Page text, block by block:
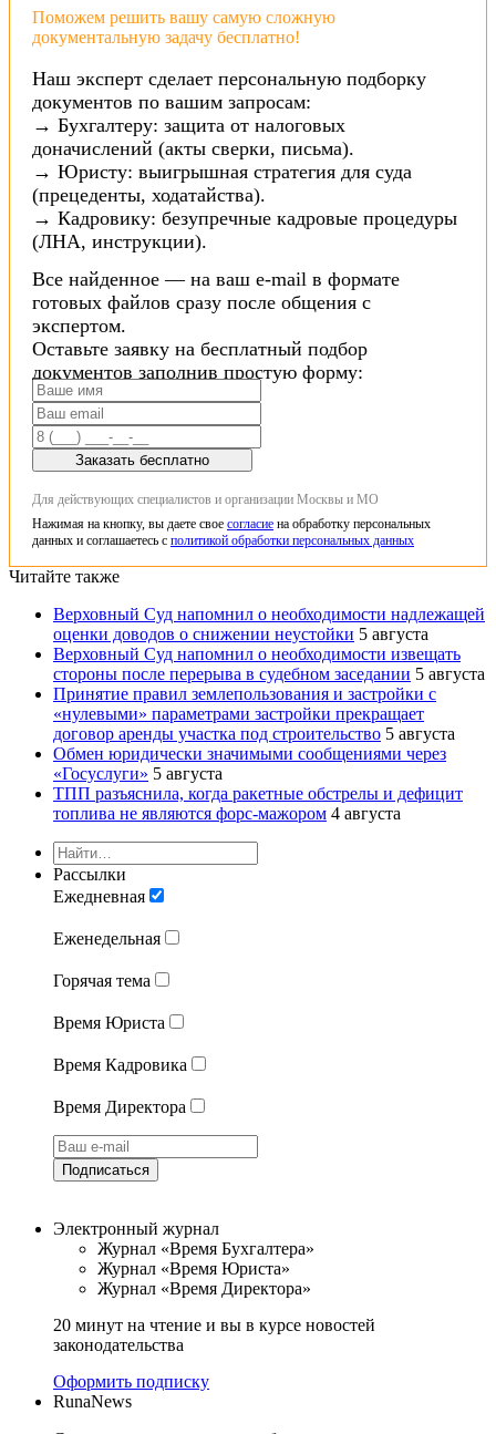
Поможем решить вашу самую сложную
документальную задачу бесплатно!
Наш эксперт сделает персональную подборку
документов по вашим запросам:
→ Бухгалтеру: защита от налоговых
доначислений (акты сверки, письма).
→ Юристу: выигрышная стратегия для суда
(прецеденты, ходатайства).
→ Кадровику: безупречные кадровые процедуры
(ЛНА, инструкции).
Все найденное — на ваш e-mail в формате
готовых файлов сразу после общения с
экспертом.
Оставьте заявку на бесплатный подбор
документов заполнив простую форму:
Заказать бесплатно
Для действующих специалистов и организации Москвы и МО
Нажимая на кнопку, вы даете свое согласие на обработку персональных
данных и соглашаетесь с политикой обработки персональных данных
Читайте также
Верховный Суд напомнил о необходимости надлежащей
оценки доводов о снижении неустойки 5 августа
Верховный Суд напомнил о необходимости извещать
стороны после перерыва в судебном заседании 5 августа
Принятие правил землепользования и застройки с
«нулевыми» параметрами застройки прекращает
договор аренды участка под строительство 5 августа
Обмен юридически значимыми сообщениями через
«Госуслуги» 5 августа
ТПП разъяснила, когда ракетные обстрелы и дефицит
топлива не являются форс-мажором 4 августа
Рассылки
Ежедневная
Еженедельная
Горячая тема
Время Юриста
Время Кадровика
Время Директора
Подписаться
Электронный журнал
Журнал «Время Бухгалтера»
Журнал «Время Юриста»
Журнал «Время Директора»
20 минут на чтение и вы в курсе новостей
законодательства
Оформить подписку
RunaNews